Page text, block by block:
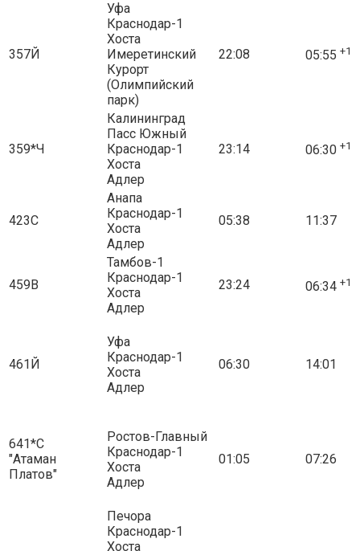
357Й
Уфа
Краснодар-1
Хоста
Имеретинский
Курорт
(Олимпийский
парк)
22:08 05:55 +1
359*Ч
Калининград
Пасс Южный
Краснодар-1
Хоста
Адлер
23:14 06:30 +1
423С
Анапа
Краснодар-1
Хоста
Адлер
05:38 11:37
459В
Тамбов-1
Краснодар-1
Хоста
Адлер
23:24 06:34 +1
461Й
Уфа
Краснодар-1
Хоста
Адлер
06:30 14:01
641*С
"Атаман
Платов"
Ростов-Главный
Краснодар-1
Хоста
Адлер
01:05 07:26
Печора
Краснодар-1
Хоста